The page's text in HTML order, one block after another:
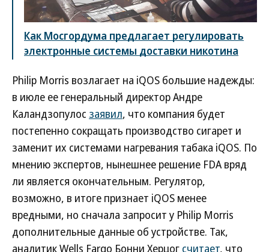
Как Мосгордума предлагает регулировать
электронные системы доставки никотина
Philip Morris возлагает на iQOS большие надежды:
в июле ее генеральный директор Андре
Каландзопулос заявил, что компания будет
постепенно сокращать производство сигарет и
заменит их системами нагревания табака iQOS. По
мнению экспертов, нынешнее решение FDA вряд
ли является окончательным. Регулятор,
возможно, в итоге признает iQOS менее
вредными, но сначала запросит у Philip Morris
дополнительные данные об устройстве. Так,
аналитик Wells Fargo Бонни Херцог считает, что